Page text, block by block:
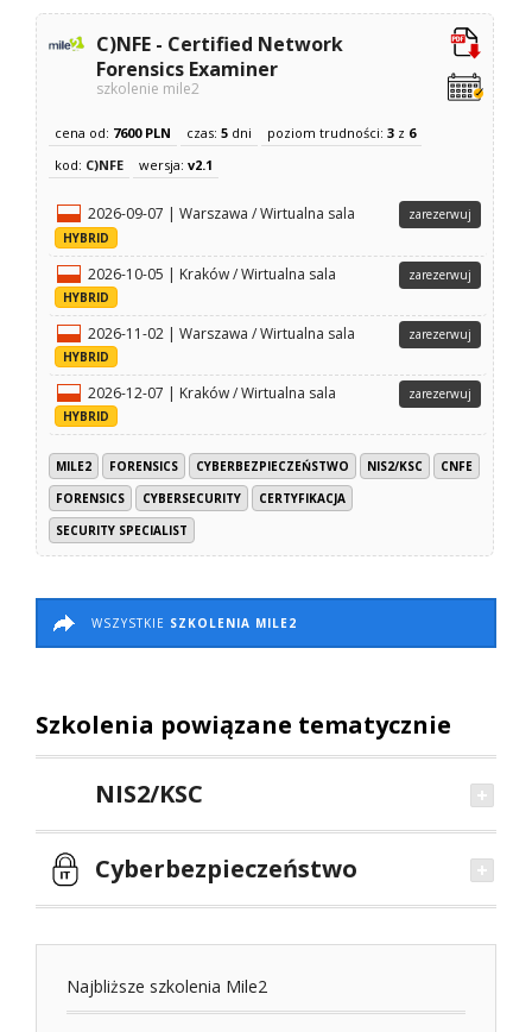
C)NFE - Certified Network
Forensics Examiner
szkolenie mile2
cena od: 7600 PLN czas:5 dni poziom trudności:3 z 6
kod: C)NFE wersja:v2.1
2026-09-07 | Warszawa / Wirtualna sala
HYBRID
zarezerwuj
2026-10-05 | Kraków / Wirtualna sala
HYBRID
zarezerwuj
2026-11-02 | Warszawa / Wirtualna sala
HYBRID
zarezerwuj
2026-12-07 | Kraków / Wirtualna sala
HYBRID
zarezerwuj
MILE2 FORENSICS CYBERBEZPIECZEŃSTWO NIS2/KSC
CNFE
FORENSICS
CYBERSECURITY
CERTYFIKACJA
SECURITY SPECIALIST
WSZYSTKIE SZKOLENIA MILE2
Szkolenia powiązane tematycznie
NIS2/KSC
Cyberbezpieczeństwo
Najbliższe szkolenia Mile2